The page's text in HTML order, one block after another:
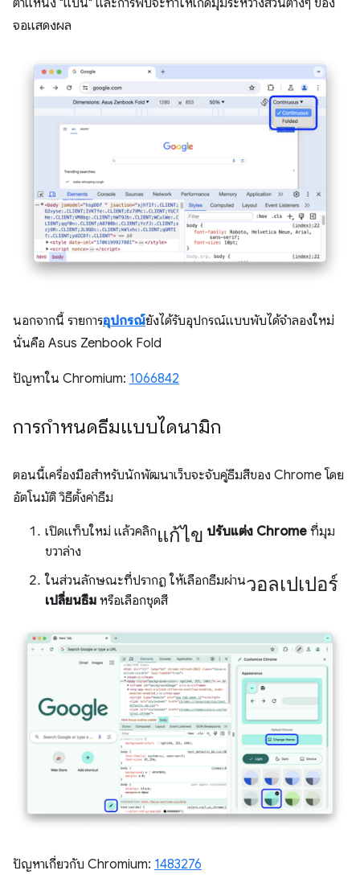
จอแสดงผล
นอกจากนี้ รายการอุปกรณ์ยังได้รับอุปกรณ์แบบพับได้จำลองใหม่
นั่นคือ Asus Zenbook Fold
ปัญหาใน Chromium: 1066842
การกำหนดธีมแบบไดนามิก
ตอนนี้เครื่องมือสำหรับนักพัฒนาเว็บจะจับคู่ธีมสีของ Chrome โดย
อัตโนมัติ วิธีตั้งค่าธีม
เปิดแท็บใหม่ แล้วคลิกแก้ไข ปรับแต่ง Chrome ที่มุม
ขวาล่าง
ในส่วนลักษณะที่ปรากฏ ให้เลือกธีมผ่านวอลเปเปอร์
เปลี่ยนธีม หรือเลือกชุดสี
ปัญหาเกี่ยวกับ Chromium: 1483276